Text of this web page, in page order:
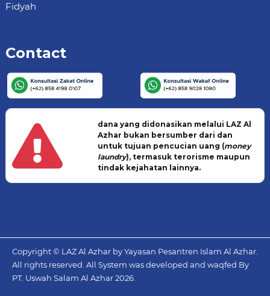
Fidyah
Contact
dana yang didonasikan melalui LAZ Al
Azhar bukan bersumber dari dan
untuk tujuan pencucian uang (money
laundry), termasuk terorisme maupun
tindak kejahatan lainnya.
Copyright © LAZ Al Azhar by Yayasan Pesantren Islam Al Azhar.
All rights reserved. All System was developed and waqfed By
PT. Uswah Salam Al Azhar2026.